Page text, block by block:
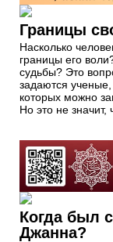
Границы
Насколько
границы его
судьбы? Это
задаются
которых можно
Но это не значит,
Когда был
Джанна?